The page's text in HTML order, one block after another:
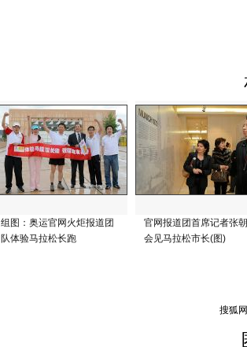
组图：奥运官网火炬报道团
队体验马拉松长跑
官网报道团首席记者张
会见马拉松市长(图)